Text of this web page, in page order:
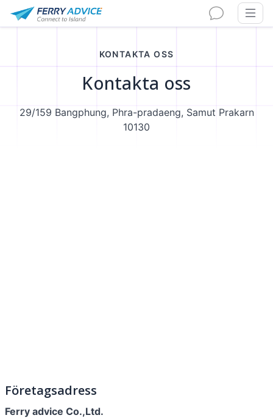
KONTAKTA OSS
Kontakta oss
29/159 Bangphung, Phra-pradaeng, Samut Prakarn
10130
Företagsadress
Ferry advice Co.,Ltd.